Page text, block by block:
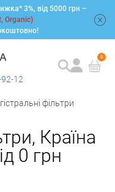
3%, від 5000 грн –
Organic)
12
0
фільтри
Країна
0 грн